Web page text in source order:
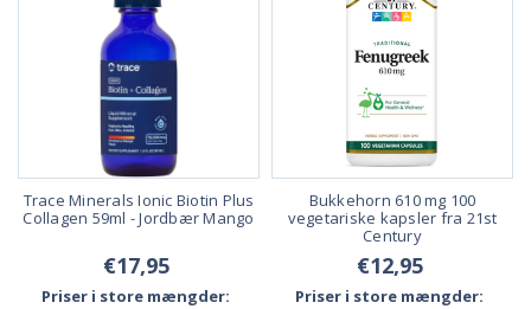
Trace Minerals Ionic Biotin Plus
Collagen 59ml - Jordbær Mango
€17,95
Priser i store mængder:
Bukkehorn 610 mg 100
vegetariske kapsler fra 21st
Century
€12,95
Priser i store mængder: